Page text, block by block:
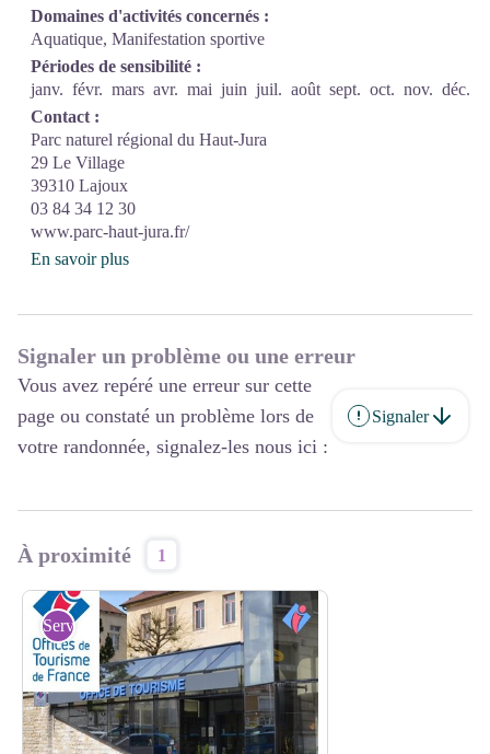
Domaines d'activités concernés :
Aquatique, Manifestation sportive
Périodes de sensibilité :
janv. févr. mars avr. mai juin juil. août sept. oct. nov. déc.
Contact :
Parc naturel régional du Haut-Jura
29 Le Village
39310 Lajoux
03 84 34 12 30
www.parc-haut-jura.fr/
En savoir plus
Signaler un problème ou une erreur
Vous avez repéré une erreur sur cette
page ou constaté un problème lors de
votre randonnée, signalez-les nous ici :
Signaler
À proximité 1
Services